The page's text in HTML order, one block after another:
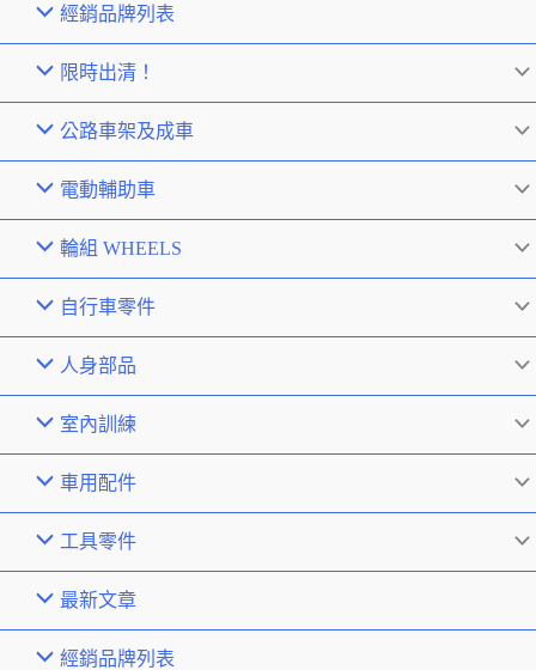
經銷品牌列表
限時出清！
公路車架及成車
電動輔助車
輪組 WHEELS
自行車零件
人身部品
室內訓練
車用配件
工具零件
最新文章
經銷品牌列表